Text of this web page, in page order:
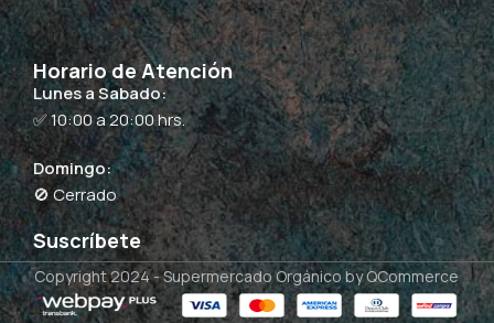
Horario de Atención
Lunes a Sabado:
✅ 10:00 a 20:00 hrs.
Domingo:
🚫 Cerrado
Suscríbete
Copyright 2024 -Supermercado Orgánico by QCommerce